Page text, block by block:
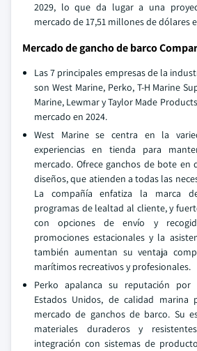
2029, lo que da lugar a una
mercado de 17,51 millones de dólares
Mercado de gancho de barco
Las 7 principales empresas de la
son West Marine, Perko, T-H Marine
Marine, Lewmar y Taylor Made
mercado en 2024.
West Marine se centra en la
experiencias en tienda para
mercado. Ofrece ganchos de bote en
diseños, que atienden a todas las
La compañía enfatiza la marca
programas de lealtad al cliente, y
con opciones de envío y
promociones estacionales y la
también aumentan su ventaja
marítimos recreativos y profesionales.
Perko apalanca su reputación por
Estados Unidos, de calidad marina
mercado de ganchos de barco. Su
materiales duraderos y
integración con sistemas de